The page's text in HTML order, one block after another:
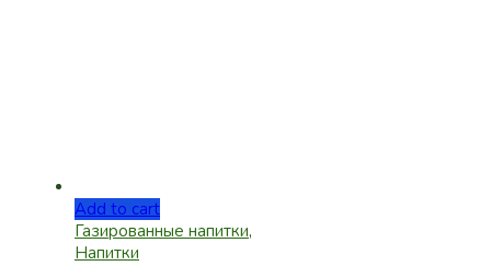
Add to cart
Газированные напитки,
Напитки